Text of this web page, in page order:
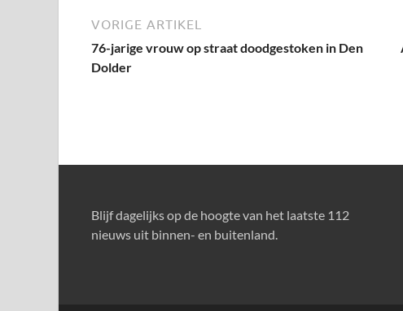
VORIGE ARTIKEL
76-jarige vrouw op straat doodgestoken in Den
Dolder
Blijf dagelijks op de hoogte van het laatste 112
nieuws uit binnen- en buitenland.